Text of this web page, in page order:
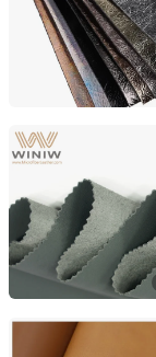
Zhejiang,
Quanzhou Winiw
Fujian, China
Ningbo Bridge